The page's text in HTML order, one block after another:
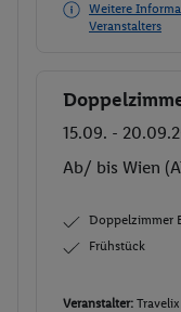
Weitere
Veranstalters
Buchen
15.09. -
Ab/ bis Wien
Doppelzimmer
Frühstück
Veranstalter: